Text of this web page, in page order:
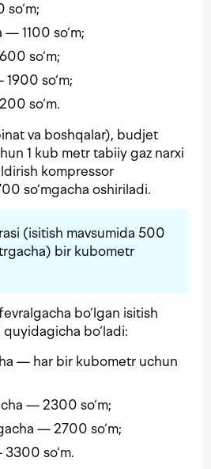
1100 so‘m;
so‘m;
so‘m;
so‘m.
va boshqalar), budjet
1 kub metr tabiiy gaz narxi
kompressor
so‘mgacha oshiriladi.
(isitish mavsumida 500
bir kubometr
bo‘lgan isitish
bo‘ladi:
— har bir kubometr uchun
— 2300 so‘m;
— 2700 so‘m;
so‘m.